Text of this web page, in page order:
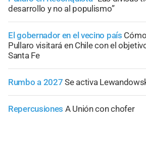
desarrollo y no al populismo”
El gobernador en el vecino país
Pullaro visitará en Chile con el
Santa Fe
Rumbo a 2027 Se activa
Repercusiones A Unión con chofer